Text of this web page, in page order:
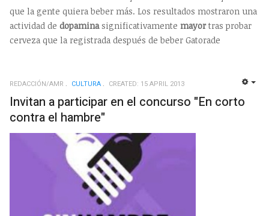
que la gente quiera beber más. Los resultados mostraron una
actividad de dopaminasignificativamente mayortras probar
cerveza que la registrada después de beber Gatorade
REDACCIÓN/AMR CULTURA CREATED: 15 APRIL 2013
Invitan a participar en el concurso "En corto
contra el hambre"